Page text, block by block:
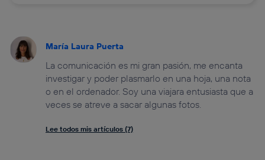
María Laura Puerta
La comunicación es mi gran pasión, me encanta
investigar y poder plasmarlo en una hoja, una nota
o en el ordenador. Soy una viajara entusiasta que a
veces se atreve a sacar algunas fotos.
Lee todos mis artículos (7)